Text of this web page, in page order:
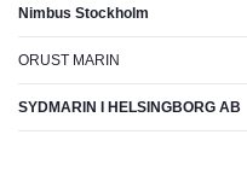
Nimbus Stockholm
ORUST MARIN
SYDMARIN I HELSINGBORG AB